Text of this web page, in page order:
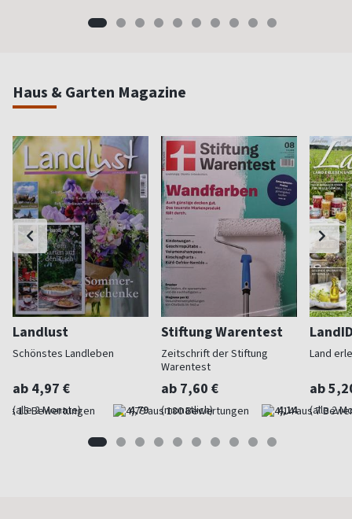
Haus & Garten Magazine
Landlust
Schönstes Landleben
ab 4,97 €
(alle 2 Monate) 4,79
Stiftung Warentest
Zeitschrift der Stiftung
Warentest
ab 7,60 €
(monatlich) 4,14
Land
ab
(alle 2